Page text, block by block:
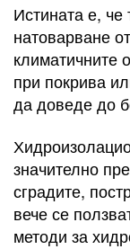
Истината е,
натоварване
климатичните
при покрива
да доведе до
значително
сградите,
вече се
методи за